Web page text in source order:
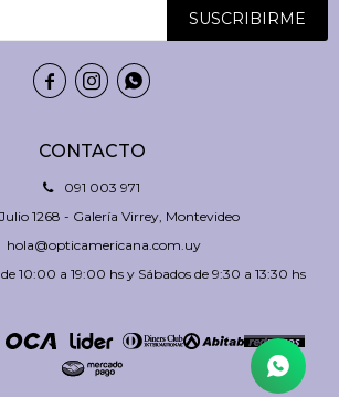
CONTACTO
091 003 971
1268 - Galería Virrey, Montevideo
hola@opticamericana.com.uy
10:00 a 19:00 hs y Sábados de 9:30 a 13:30 hs
SUSCRIBIRME
  